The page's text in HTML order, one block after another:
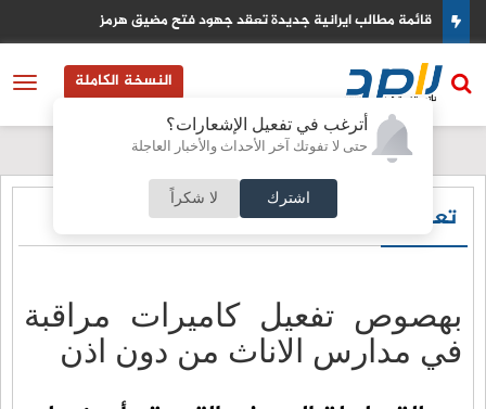
أترغب في تفعيل الإشعارات؟
حتى لا تفوتك آخر الأحداث والأخبار العاجلة
اشترك لا شكراً
قائمة مطالب ايرانية جديدة تعقد جهود فتح مضيق هرمز
النسخة الكاملة
تعليم
بهصوص تفعيل كاميرات مراقبة
في مدارس الاناث من دون اذن